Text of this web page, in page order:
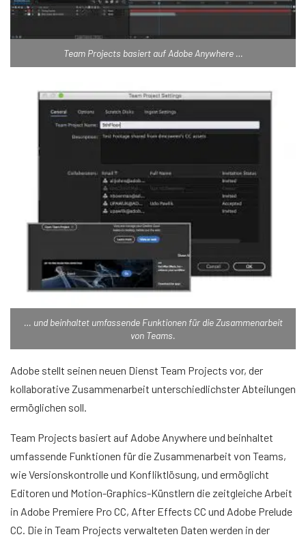
Team Projects basiert auf Adobe Anywhere …
… und beinhaltet umfassende Funktionen für die Zusammenarbeit
von Teams.
Adobe stellt seinen neuen Dienst Team Projects vor, der
kollaborative Zusammenarbeit unterschiedlichster Abteilungen
ermöglichen soll.
Team Projects basiert auf Adobe Anywhere und beinhaltet
umfassende Funktionen für die Zusammenarbeit von Teams,
wie Versionskontrolle und Konfliktlösung, und ermöglicht
Editoren und Motion-Graphics-Künstlern die zeitgleiche Arbeit
in Adobe Premiere Pro CC, After Effects CC und Adobe Prelude
CC. Die in Team Projects verwalteten Daten werden in der